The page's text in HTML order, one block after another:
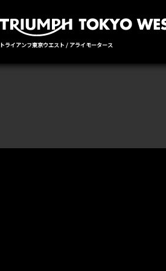
トライアンフ東京ウエスト / アライモータース